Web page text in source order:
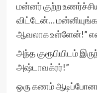
மன்னர் குற்ற
விட்டேன்…
ஆவலாக உள்ளேன்!”
அந்த குரூபியிடம்
அஷ்டாவக்ரர்!”
ஒரு கணம்